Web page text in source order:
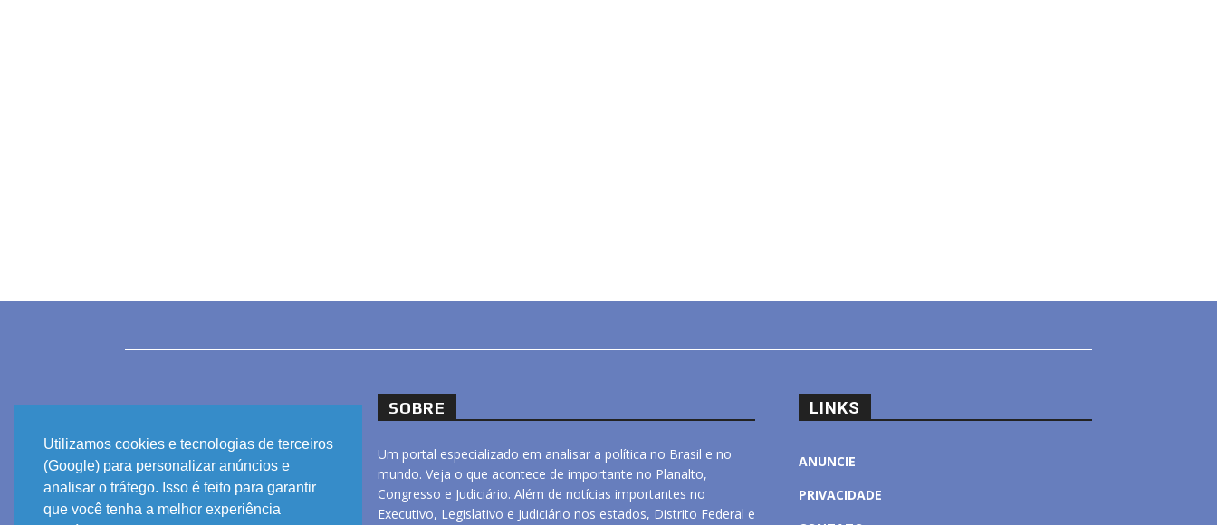
Utilizamos cookies e tecnologias de terceiros
(Google) para personalizar anúncios e
analisar o tráfego. Isso é feito para garantir
que você tenha a melhor experiência
SOBRE
Um portal especializado em analisar a política no Brasil e no
mundo. Veja o que acontece de importante no Planalto,
Congresso e Judiciário. Além de notícias importantes no
Executivo, Legislativo e Judiciário nos estados, Distrito Federal e
LINKS
ANUNCIE
PRIVACIDADE